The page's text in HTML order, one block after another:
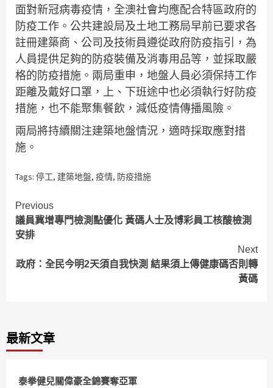
面對新冠病毒疫情，全澳社會均應配合特區政府的
防疫工作。公共建設局及土地工務局早前已要求各
註冊建築商、公司及技術員遵從政府防疫指引，為
人員提供足夠的防疫裝備及消毒用品等，並採取嚴
格的防疫措施。兩局重申，地盤人員必須保持工作
距離及戴好口罩，上、下班途中也必須執行好防疫
措施，也不能聚集餐飲，減低疫情傳播風險。
兩局將持續關注建築地盤情況，適時採取應對措
施。
Tags: 停工, 建築地盤, 疫情, 防疫措施
Continue
Reading
Previous
議員冀增專門檢測點優化 黃碼人士及博彩員工核酸檢測
安排
Next
政府：全民今明2天須自我快測 結果須上傳健康碼否則轉
黃碼
最新文章
泰拳健兒關偉豪全錦賽奪亞軍